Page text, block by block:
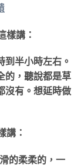
樣講：
到半小時左右。
的，聽說都是草
沒有。想延時做
講：
的柔柔的，一